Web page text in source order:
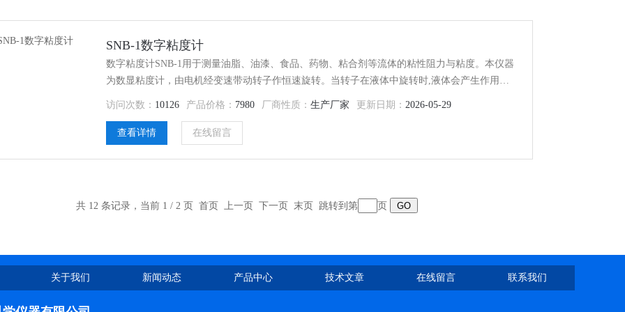
SNB-1数字粘度计
数字粘度计SNB-1用于测量油脂、油漆、食品、药物、粘合剂等流体的粘性阻力与粘度。本仪器
为数显粘度计，由电机经变速带动转子作恒速旋转。当转子在液体中旋转时,液体会产生作用在
转子上的粘度力矩,该粘性力矩也越大;反之,液体的粘度越小,该粘性力矩也越小.该作用在转子上
访问次数： 10126 产品价格： 7980 厂商性质： 生产厂家 更新日期： 2026-05-29
查看详情 在线留言
共 12 条记录，当前 1 / 2 页 首页 上一页 下一页 末页 跳转到第 页
关于我们 新闻动态 产品中心 技术文章 在线留言 联系我们